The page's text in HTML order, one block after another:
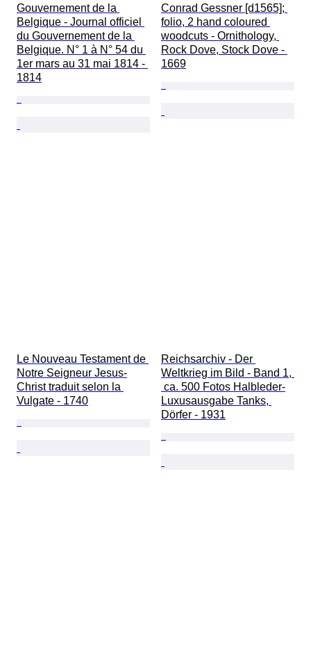
Gouvernement de la
Belgique - Journal officiel
du Gouvernement de la
Belgique. N° 1 à N° 54 du
1er mars au 31 mai 1814 -
1814
Conrad Gessner [d1565];
folio, 2 hand coloured
woodcuts - Ornithology,
Rock Dove, Stock Dove -
1669
Le Nouveau Testament de
Notre Seigneur Jesus-
Christ traduit selon la
Vulgate - 1740
Reichsarchiv - Der
Weltkrieg im Bild - Band 1,
ca. 500 Fotos Halbleder-
Luxusausgabe Tanks,
Dörfer - 1931